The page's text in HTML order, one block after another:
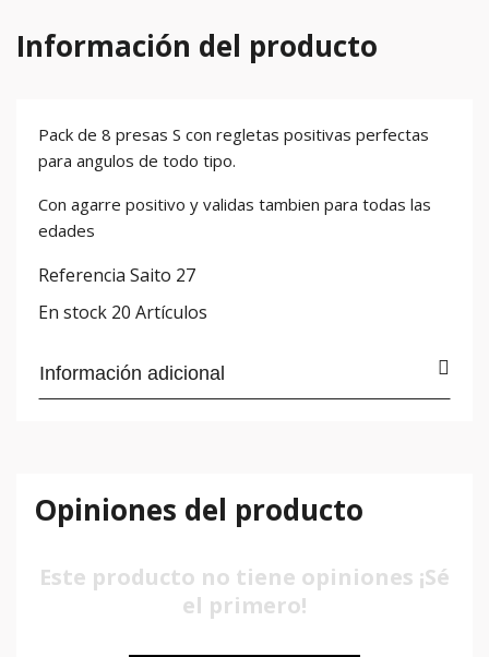
Información del producto
Pack de 8 presas S con regletas positivas perfectas
para angulos de todo tipo.
Con agarre positivo y validas tambien para todas las
edades
Referencia Saito 27
En stock 20 Artículos
Información adicional
Opiniones del producto
Este producto no tiene opiniones ¡Sé
el primero!